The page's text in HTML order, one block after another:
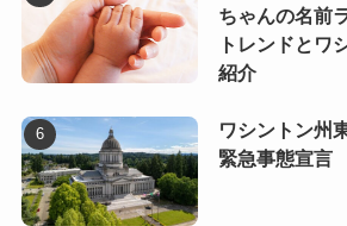
ちゃんの名前
トレンドとワ
紹介
ワシントン州
緊急事態宣言